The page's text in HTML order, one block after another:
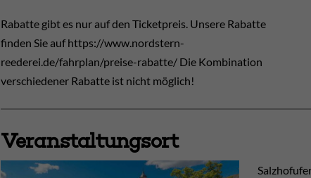
Rabatte gibt es nur auf den Ticketpreis. Unsere Rabatte
finden Sie auf https://www.nordstern-
reederei.de/fahrplan/preise-rabatte/ Die Kombination
verschiedener Rabatte ist nicht möglich!
Veranstaltungsort